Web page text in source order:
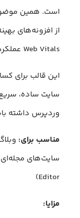
است. همین
Web Vitals عملکرد بسیار خوبی داشته باشد.
این قالب برای
سایت ساده،
وردپرس داشته
مناسب برای:
Editor)
مزایا: